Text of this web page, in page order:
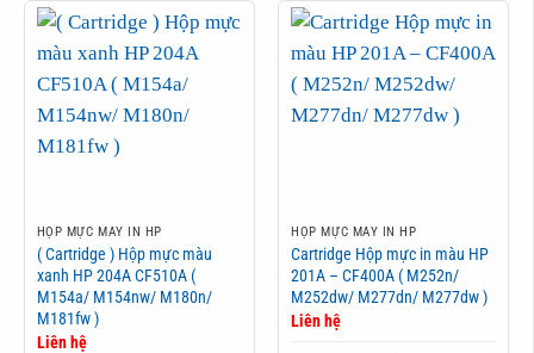
HỘP MỰC MÁY IN HP
( Cartridge ) Hộp mực màu
xanh HP 204A CF510A (
M154a/ M154nw/ M180n/
M181fw )
Liên hệ
HỘP MỰC MÁY IN HP
Cartridge Hộp mực in màu HP
201A – CF400A ( M252n/
M252dw/ M277dn/ M277dw )
Liên hệ